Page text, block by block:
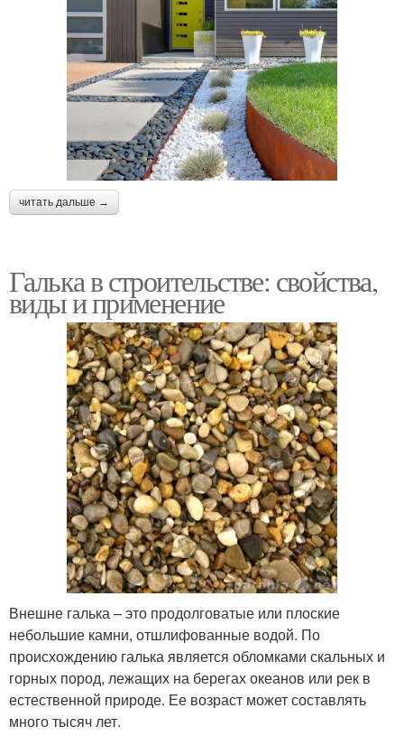
читать дальше →
Галька в строительстве: свойства,
виды и применение
Внешне галька – это продолговатые или плоские
небольшие камни, отшлифованные водой. По
происхождению галька является обломками скальных и
горных пород, лежащих на берегах океанов или рек в
естественной природе. Ее возраст может составлять
много тысяч лет.